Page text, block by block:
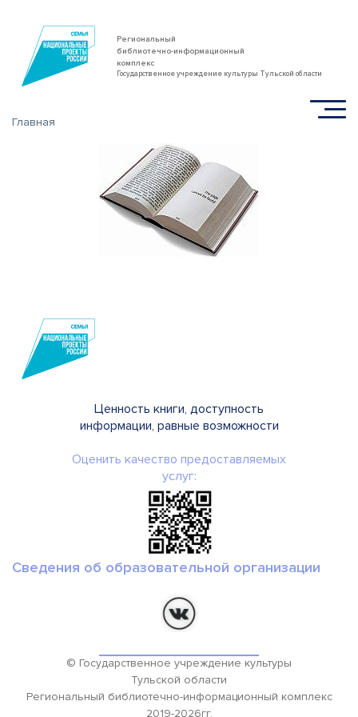
Региональный
библиотечно-информационный
комплекс
Государственное учреждение культуры Тульской области
Главная
Ценность книги, доступность
информации, равные возможности
Оценить качество предоставляемых
услуг:
Сведения об образовательной организации
© Государственное учреждение культуры
Тульской области
Региональный библиотечно-информационный комплекс
2019-2026гг.